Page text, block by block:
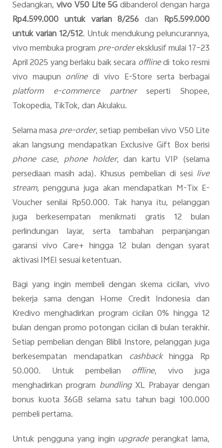
Sedangkan, vivo V50 Lite 5Gdibanderol dengan harga
Rp4.599.000 untuk varian 8/256 dan Rp5.599.000
untuk varian 12/512. Untuk mendukung peluncurannya,
vivo membuka program pre-ordereksklusif mulai 17–23
April 2025 yang berlaku baik secara offlinedi toko resmi
vivo maupun onlinedi vivo E-Store serta berbagai
platform e-commerce partnerseperti Shopee,
Tokopedia, TikTok, dan Akulaku.
Selama masa pre-order, setiap pembelian vivo V50 Lite
akan langsung mendapatkan Exclusive Gift Box berisi
phone case, phone holder, dan kartu VIP (selama
persediaan masih ada). Khusus pembelian di sesi live
stream, pengguna juga akan mendapatkan M-Tix E-
Voucher senilai Rp50.000. Tak hanya itu, pelanggan
juga berkesempatan menikmati gratis 12 bulan
perlindungan layar, serta tambahan perpanjangan
garansi vivo Care+ hingga 12 bulan dengan syarat
aktivasi IMEI sesuai ketentuan.
Bagi yang ingin membeli dengan skema cicilan, vivo
bekerja sama dengan Home Credit Indonesia dan
Kredivo menghadirkan program cicilan 0% hingga 12
bulan dengan promo potongan cicilan di bulan terakhir.
Setiap pembelian dengan Blibli Instore, pelanggan juga
berkesempatan mendapatkan cashbackhingga Rp
50.000. Untuk pembelian offline, vivo juga
menghadirkan program bundlingXL Prabayar dengan
bonus kuota 36GB selama satu tahun bagi 100.000
pembeli pertama.
Untuk pengguna yang ingin upgradeperangkat lama,